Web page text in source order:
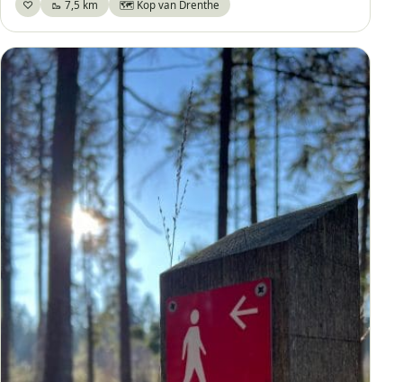
♡Bewaar🥾 7,5 km 🗺️ Kop van Drenthe